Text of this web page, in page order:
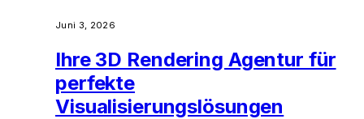
Juni 3, 2026
Ihre 3D Rendering Agentur für
perfekte
Visualisierungslösungen